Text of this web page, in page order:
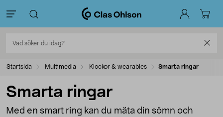
Startsida Multimedia Klockor & wearables Smarta ringar
Smarta ringar
Med en smart ring kan du mäta din sömn och